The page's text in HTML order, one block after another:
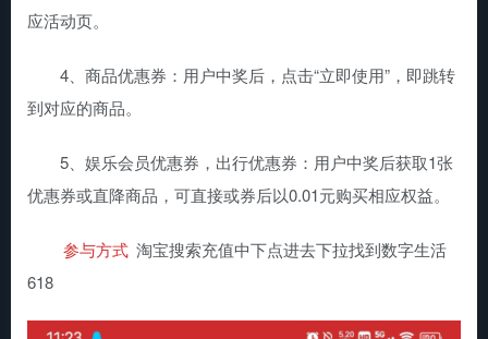
应活动页。
4、商品优惠券：用户中奖后，点击“立即使用”，即跳转
到对应的商品。
5、娱乐会员优惠券，出行优惠券：用户中奖后获取1张
优惠券或直降商品，可直接或券后以0.01元购买相应权益。
参与方式 淘宝搜索充值中下点进去下拉找到数字生活
618